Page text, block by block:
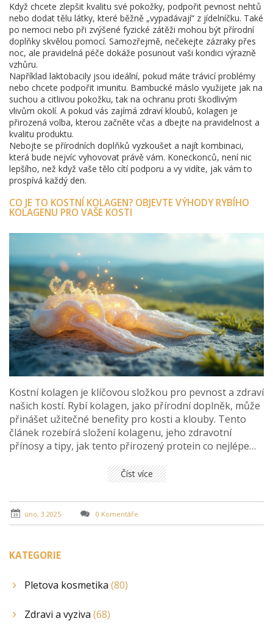
Když chcete zlepšit kvalitu své pokožky, podpořit pevnost nehtů
nebo dodat tělu látky, které běžně „vypadávají“ z jídelníčku. Také
po nemoci nebo při zvýšené fyzické zátěži mohou být přírodní
doplňky skvělou pomocí. Samozřejmě, nečekejte zázraky přes
noc, ale pravidelná péče dokáže posunout vaši kondici výrazně
vzhůru.
Například laktobacily jsou ideální, pokud máte trávicí problémy
nebo chcete podpořit imunitu. Bambucké máslo využijete jak na
suchou a citlivou pokožku, tak na ochranu proti škodlivým
vlivům okolí. A pokud vás zajímá zdraví kloubů, kolagen je
přirozená volba, kterou začněte včas a dbejte na pravidelnost a
kvalitu produktu.
Nebojte se přírodních doplňků vyzkoušet a najít kombinaci,
která bude nejvíc vyhovovat právě vám. Koneckonců, není nic
lepšího, než když vaše tělo cítí podporu a vy vidíte, jak vám to
prospívá každý den.
CO JE TO KOSTNÍ KOLAGEN? OBJEVTE VÝHODY RYBÍHO
KOLAGENU PRO VAŠE KOSTI
Kostní kolagen je klíčovou složkou pro pevnost a zdraví
našich kostí. Rybí kolagen, jako přírodní doplněk, může
přinášet užitečné benefity pro kosti a klouby. Tento
článek rozebírá složení kolagenu, jeho zdravotní
přínosy a tipy, jak tento přirozený protein co nejlépe
podpořit vaši kosterní soustavu a dát vaším kostem
novou sílu a pružnost.
Číst více
úno, 3 2025 0 Komentáře
KATEGORIE
Pletova kosmetika (80)
Zdravi a vyziva (68)